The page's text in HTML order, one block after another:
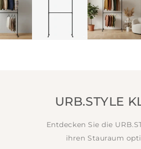
URB.STYLE
Entdecken Sie die
ihren Stauraum